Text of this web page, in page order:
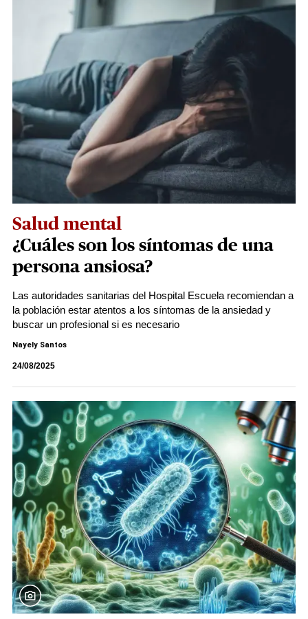
Salud mental
¿Cuáles son los síntomas de una
persona ansiosa?
Las autoridades sanitarias del Hospital Escuela recomiendan a
la población estar atentos a los síntomas de la ansiedad y
buscar un profesional si es necesario
Nayely Santos
24/08/2025